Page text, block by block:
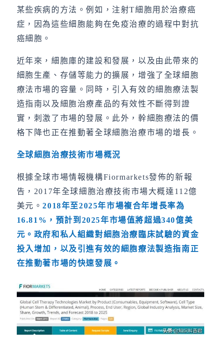
某些疾病的方法。例如，注射T細胞用於治療癌
症，因為這些細胞能夠在免疫治療的過程中對抗
癌細胞。
近年來，細胞庫的建設和發展，以及由此帶來的
細胞生產、存儲等能力的擴展，增強了全球細胞
療法市場的容量。同時，引入有效的細胞療法製
造指南以及細胞治療產品的有效性不斷得到證
實，刺激了市場的發展。此外，幹細胞療法的價
格下降也正在推動著全球細胞治療市場的增長。
全球細胞治療技術市場概況
根據全球市場情報機構Fiormarkets發佈的新報
告，2017年全球細胞治療技術市場大概達112億
美元。2018年至2025年市場複合年增長率為
16.81% ，預計到 2025年市場值將超過340億美
元。政府和私人組織對細胞治療臨床試驗的資金
投入增加，以及引進有效的細胞療法製造指南正
在推動著市場的快速發展。